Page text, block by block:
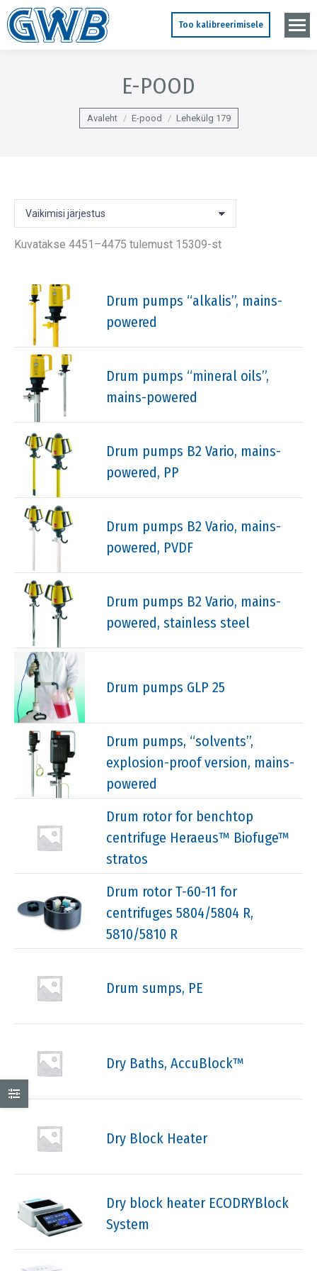
Too kalibreerimisele
E-POOD
You are here:
Avaleht E-pood Lehekülg 179
Kuvatakse 4451–4475 tulemust 15309-st
Drum pumps “alkalis”, mains-
powered
Drum pumps “mineral oils”,
mains-powered
Drum pumps B2 Vario, mains-
powered, PP
Drum pumps B2 Vario, mains-
powered, PVDF
Drum pumps B2 Vario, mains-
powered, stainless steel
Drum pumps GLP 25
Drum pumps, “solvents”,
explosion-proof version, mains-
powered
Drum rotor for benchtop
centrifuge Heraeus™ Biofuge™
stratos
Drum rotor T-60-11 for
centrifuges 5804/5804 R,
5810/5810 R
Drum sumps, PE
Dry Baths, AccuBlock™
Dry Block Heater
Dry block heater ECODRYBlock
System